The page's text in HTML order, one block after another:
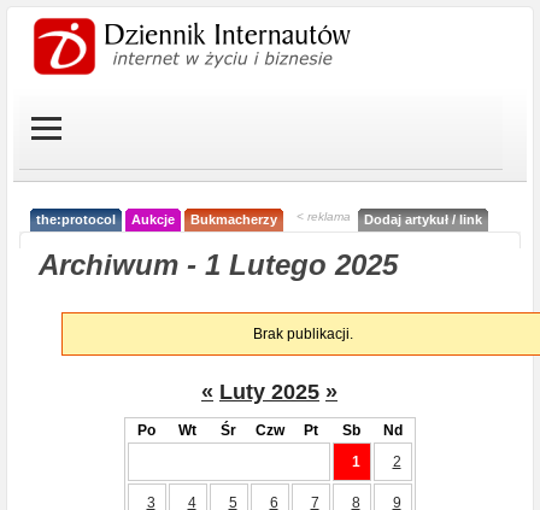
the:protocol Aukcje Bukmacherzy < reklama Dodaj artykuł / link
Archiwum - 1 Lutego 2025
Brak publikacji.
« Luty 2025 »
Po Wt Śr Czw Pt Sb
Nd
1
2
3 4 5 6 7 8 9